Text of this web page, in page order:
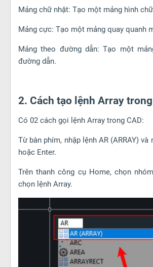
Mảng chữ nhật: Tạo một mảng hình
Mảng cực: Tạo một mảng quay quanh
Mảng theo đường dẫn: Tạo một
đường dẫn.
2. Cách tạo lệnh Array
Có 02 cách gọi lệnh Array trong CAD:
Từ bàn phím, nhập lệnh AR (ARRAY) và
hoặc Enter.
Trên thanh công cụ Home, chọn
chọn lệnh Array.